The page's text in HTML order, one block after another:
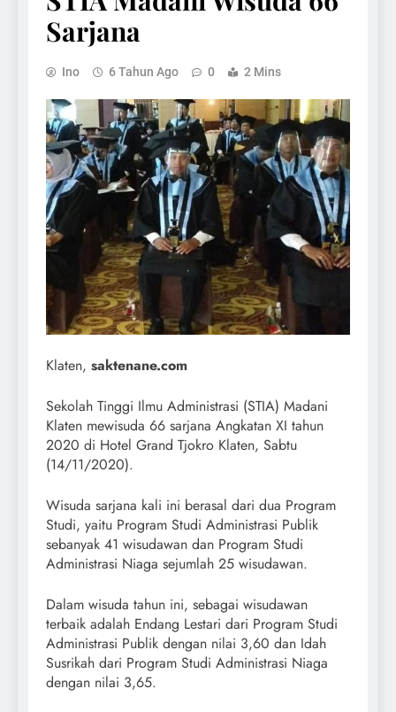
Sarjana
Ino 6 Tahun Ago 0 2 Mins
Klaten, saktenane.com
Sekolah Tinggi Ilmu Administrasi (STIA) Madani
Klaten mewisuda 66 sarjana Angkatan XI tahun
2020 di Hotel Grand Tjokro Klaten, Sabtu
(14/11/2020).
Wisuda sarjana kali ini berasal dari dua Program
Studi, yaitu Program Studi Administrasi Publik
sebanyak 41 wisudawan dan Program Studi
Administrasi Niaga sejumlah 25 wisudawan.
Dalam wisuda tahun ini, sebagai wisudawan
terbaik adalah Endang Lestari dari Program Studi
Administrasi Publik dengan nilai 3,60 dan Idah
Susrikah dari Program Studi Administrasi Niaga
dengan nilai 3,65.